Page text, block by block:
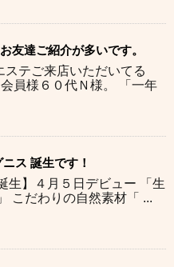
友達ご紹介が多いです。
ステご来店いただいてる
会員様６０代Ｎ様。 「一年
ス 誕生です！
生】４月５日デビュー 「生
こだわりの自然素材「 ...